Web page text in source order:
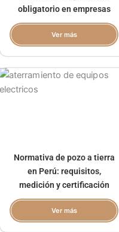
obligatorio en empresas
Ver más
Normativa de pozo a tierra
en Perú: requisitos,
medición y certificación
Ver más